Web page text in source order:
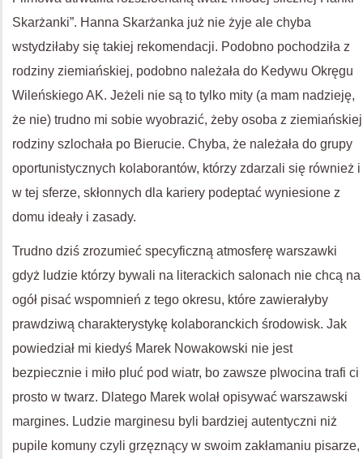
Skarżanki”. Hanna Skarżanka już nie żyje ale chyba
wstydziłaby się takiej rekomendacji. Podobno pochodziła z
rodziny ziemiańskiej, podobno należała do Kedywu Okręgu
Wileńskiego AK. Jeżeli nie są to tylko mity (a mam nadzieję,
że nie) trudno mi sobie wyobrazić, żeby osoba z ziemiańskiej
rodziny szlochała po Bierucie. Chyba, że należała do grupy
oportunistycznych kolaborantów, którzy zdarzali się również i
w tej sferze, skłonnych dla kariery podeptać wyniesione z
domu ideały i zasady.
Trudno dziś zrozumieć specyficzną atmosferę warszawki
gdyż ludzie którzy bywali na literackich salonach nie chcą na
ogół pisać wspomnień z tego okresu, które zawierałyby
prawdziwą charakterystykę kolaboranckich środowisk. Jak
powiedział mi kiedyś Marek Nowakowski nie jest
bezpiecznie i miło pluć pod wiatr, bo zawsze plwocina trafi ci
prosto w twarz. Dlatego Marek wolał opisywać warszawski
margines. Ludzie marginesu byli bardziej autentyczni niż
pupile komuny czyli grzęznący w swoim zakłamaniu pisarze,